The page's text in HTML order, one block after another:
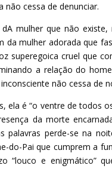
cessa de denunciar.
mulher que não existe,
mulher adorada que
superegoica cruel que
a relação do
não cessa de
ela é “o ventre de todos
da morte
palavras perde-se na
do-Pai que cumprem a
“louco e enigmático”